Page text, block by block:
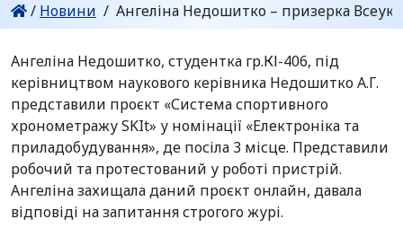
/ Новини / Ангеліна Недошитко – призерка
Ангеліна Недошитко, студентка гр.КІ-406, під
керівництвом наукового керівника Недошитко А.Г.
представили проєкт «Система спортивного
хронометражу SKIt» у номінації «Електроніка та
приладобудування», де посіла 3 місце. Представили
робочий та протестований у роботі пристрій.
Ангеліна захищала даний проєкт онлайн, давала
відповіді на запитання строгого журі.